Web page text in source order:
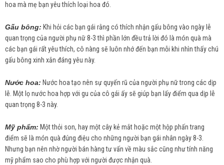
hoa mà mẹ bạn yêu thích loại hoa đó.
Gấu bông: Khi hỏi các bạn gái rằng có thích nhận gấu bông vào ngày lễ
quan trọng của người phụ nữ 8-3 thì phần lớn đều trả lời đó là món quà mà
các bạn gái rất yêu thích, cô nàng sẽ luôn nhớ đến bạn mỗi khi nhìn thấy chú
gấu bông xinh xắn đáng yêu này.
Nước hoa: Nước hoa tạo nên sự quyến rũ của người phụ nữ trong các dịp
lễ. Một lọ nước hoa hợp với gu của cô gái ấy sẽ giúp bạn lấy điểm qua dịp lễ
quan trọng 8-3 này.
Mỹ phẩm: Một thỏi son, hay một cây kẻ mắt hoặc một hộp phấn trang
điểm sẽ là món quà đúng điệu cho những người bạn gái nhân ngày 8-3.
Nhưng bạn nên nhờ người bán hàng tư vấn về màu sắc cũng như tính năng
mỹ phẩm sao cho phù hợp với người được nhận quà.